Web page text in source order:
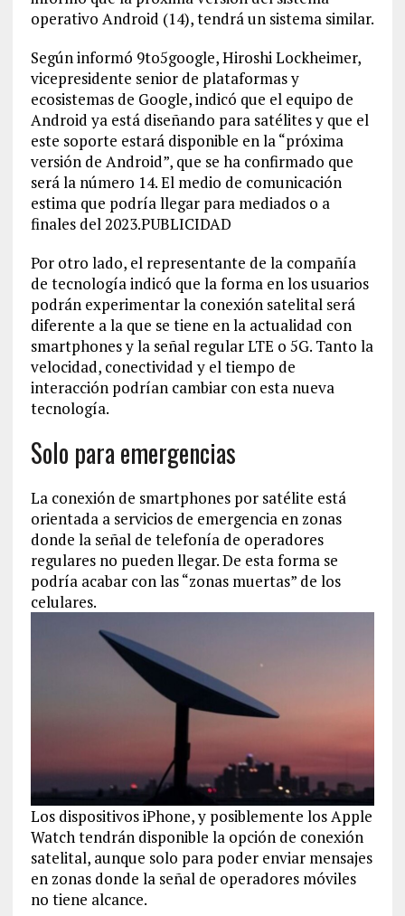
operativo Android (14), tendrá un sistema similar.
Según informó 9to5google, Hiroshi Lockheimer,
vicepresidente senior de plataformas y
ecosistemas de Google, indicó que el equipo de
Android ya está diseñando para satélites y que el
este soporte estará disponible en la “próxima
versión de Android”, que se ha confirmado que
será la número 14. El medio de comunicación
estima que podría llegar para mediados o a
finales del 2023.PUBLICIDAD
Por otro lado, el representante de la compañía
de tecnología indicó que la forma en los usuarios
podrán experimentar la conexión satelital será
diferente a la que se tiene en la actualidad con
smartphones y la señal regular LTE o 5G. Tanto la
velocidad, conectividad y el tiempo de
interacción podrían cambiar con esta nueva
tecnología.
Solo para emergencias
La conexión de smartphones por satélite está
orientada a servicios de emergencia en zonas
donde la señal de telefonía de operadores
regulares no pueden llegar. De esta forma se
podría acabar con las “zonas muertas” de los
celulares.
Los dispositivos iPhone, y posiblemente los Apple
Watch tendrán disponible la opción de conexión
satelital, aunque solo para poder enviar mensajes
en zonas donde la señal de operadores móviles
no tiene alcance.